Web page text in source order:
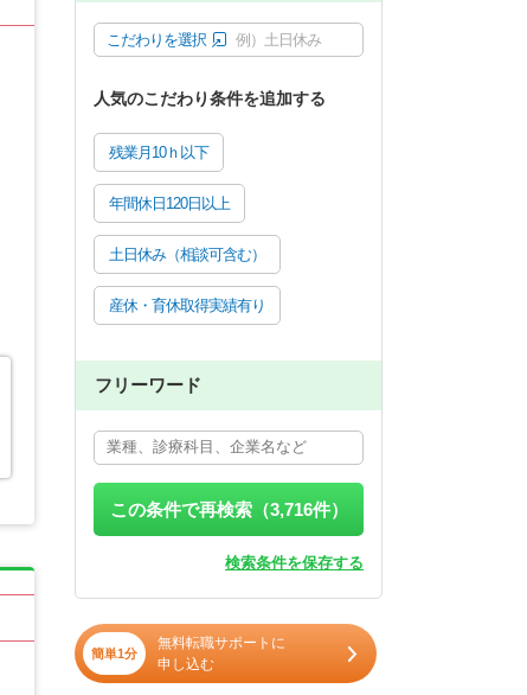
こだわりを選択 例）土日休み
人気のこだわり条件を追加する
残業月10ｈ以下
年間休日120日以上
土日休み（相談可含む）
産休・育休取得実績有り
フリーワード
この条件で再検索（3,716件）
検索条件を保存する
簡単1分
無料転職サポートに
申し込む